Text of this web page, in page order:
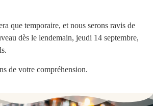
que temporaire, et nous serons ravis de
dès le lendemain, jeudi 14 septembre,
de votre compréhension.